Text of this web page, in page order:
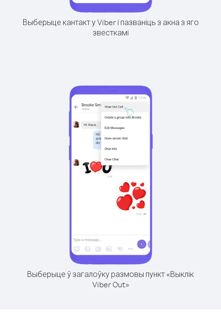
Выберыце кантакт у Viber і пазваніць з акна з яго
звесткамі
Выберыце ў загалоўку размовы пункт «Выклік
Viber Out»